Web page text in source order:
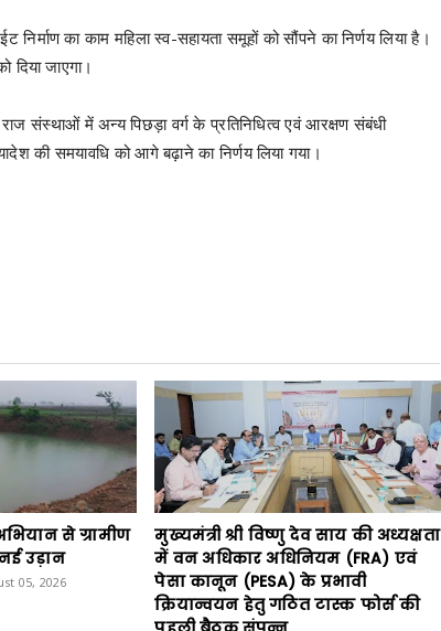
का काम महिला स्व-सहायता समूहों को सौंपने का निर्णय लिया है।
दिया जाएगा।
संस्थाओं में अन्य पिछड़ा वर्ग के प्रतिनिधित्व एवं आरक्षण संबंधी
की समयावधि को आगे बढ़ाने का निर्णय लिया गया।
से ग्रामीण
उड़ान
05, 2026
मुख्यमंत्री श्री विष्णु देव साय की अध्यक्षता
में वन अधिकार अधिनियम (FRA) एवं
पेसा कानून (PESA) के प्रभावी
क्रियान्वयन हेतु गठित टास्क फोर्स की